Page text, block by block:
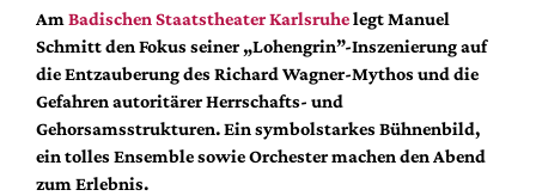
Alle Hefte
Leseproben
Podcast
Service
Shop / Abo
Am Badischen Staatstheater Karlsruhelegt Manuel
Schmitt den Fokus seiner „Lohengrin”-Inszenierung auf
die Entzauberung des Richard Wagner-Mythos und die
Gefahren autoritärer Herrschafts- und
Gehorsamsstrukturen. Ein symbolstarkes Bühnenbild,
ein tolles Ensemble sowie Orchester machen den Abend
zum Erlebnis.